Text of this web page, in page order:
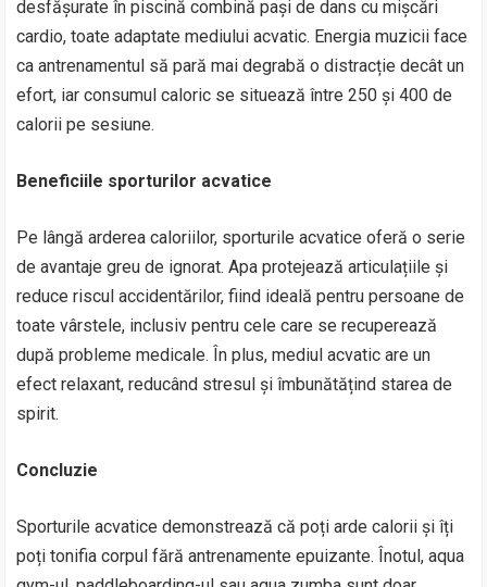
desfășurate în piscină combină pași de dans cu mișcări
cardio, toate adaptate mediului acvatic. Energia muzicii face
ca antrenamentul să pară mai degrabă o distracție decât un
efort, iar consumul caloric se situează între 250 și 400 de
calorii pe sesiune.
Beneficiile sporturilor acvatice
Pe lângă arderea caloriilor, sporturile acvatice oferă o serie
de avantaje greu de ignorat. Apa protejează articulațiile și
reduce riscul accidentărilor, fiind ideală pentru persoane de
toate vârstele, inclusiv pentru cele care se recuperează
după probleme medicale. În plus, mediul acvatic are un
efect relaxant, reducând stresul și îmbunătățind starea de
spirit.
Concluzie
Sporturile acvatice demonstrează că poți arde calorii și îți
poți tonifia corpul fără antrenamente epuizante. Înotul, aqua